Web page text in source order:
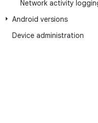
Network activity
Android versions
Device administration